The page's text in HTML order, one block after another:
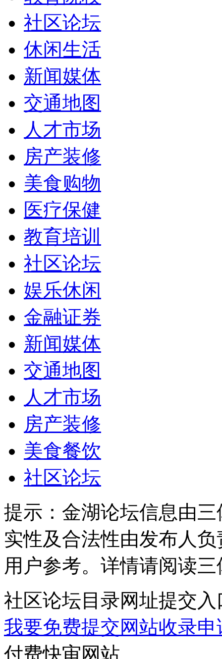
社区论坛
休闲生活
新闻媒体
交通地图
人才市场
房产装修
美食购物
医疗保健
教育培训
社区论坛
娱乐休闲
金融证券
新闻媒体
交通地图
人才市场
房产装修
美食餐饮
社区论坛
提示： 金湖论坛信息由
实性及合法性由发布人
用户参考。详情请阅读
社区论坛目录网址提交入
我要免费提交网站收录申
付费快审网站